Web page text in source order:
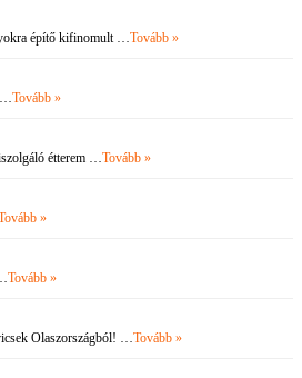
építő kifinomult …Tovább »
…Tovább »
étterem …Tovább »
»
Tovább »
Olaszországból! …Tovább »